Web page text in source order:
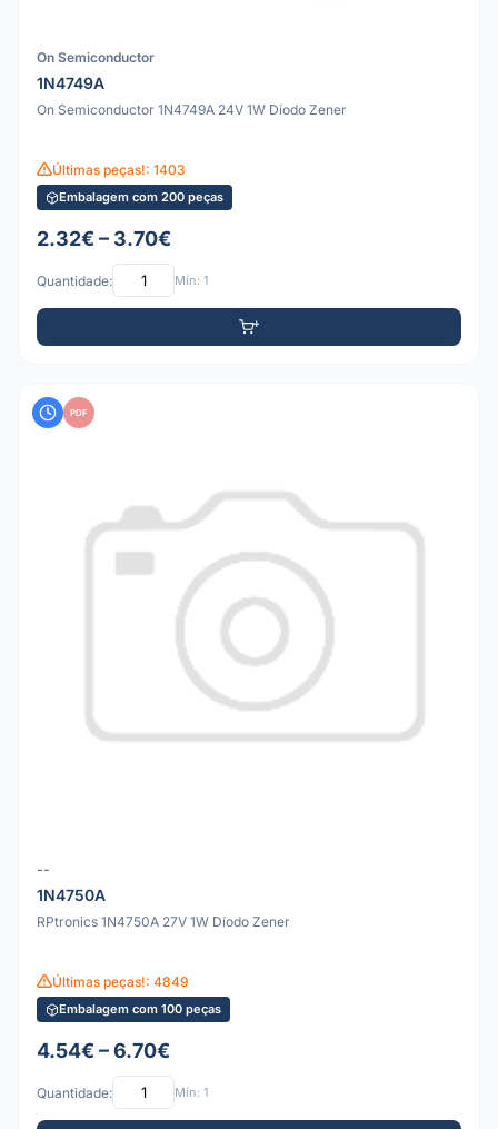
On Semiconductor
1N4749A
On Semiconductor 1N4749A 24V 1W Díodo Zener
Últimas peças!: 1403
Embalagem com 200 peças
2.32€ – 3.70€
Quantidade: Mín: 1
PDF
--
1N4750A
RPtronics 1N4750A 27V 1W Díodo Zener
Últimas peças!: 4849
Embalagem com 100 peças
4.54€ – 6.70€
Quantidade: Mín: 1